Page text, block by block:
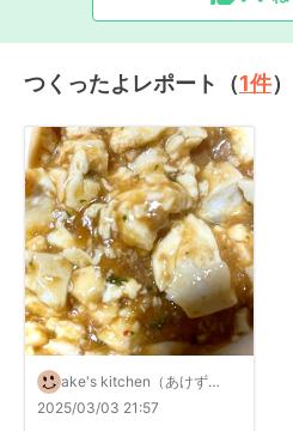
つくったよレポート（1件）
ake's kitchen（あけずき
っちん）
2025/03/03 21:57